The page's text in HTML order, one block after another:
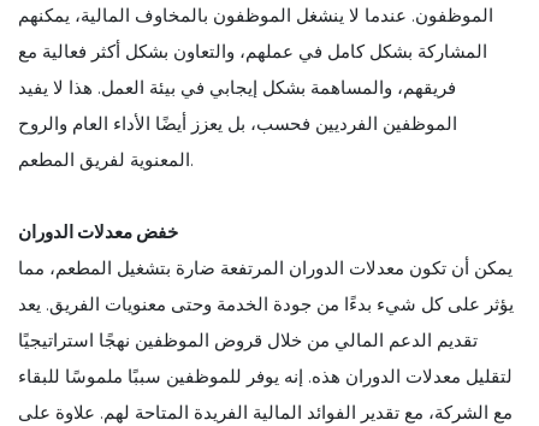
الموظفون. عندما لا ينشغل الموظفون بالمخاوف المالية، يمكنهم
المشاركة بشكل كامل في عملهم، والتعاون بشكل أكثر فعالية مع
فريقهم، والمساهمة بشكل إيجابي في بيئة العمل. هذا لا يفيد
الموظفين الفرديين فحسب، بل يعزز أيضًا الأداء العام والروح
المعنوية لفريق المطعم.
خفض معدلات الدوران
يمكن أن تكون معدلات الدوران المرتفعة ضارة بتشغيل المطعم، مما
يؤثر على كل شيء بدءًا من جودة الخدمة وحتى معنويات الفريق. يعد
تقديم الدعم المالي من خلال قروض الموظفين نهجًا استراتيجيًا
لتقليل معدلات الدوران هذه. إنه يوفر للموظفين سببًا ملموسًا للبقاء
مع الشركة، مع تقدير الفوائد المالية الفريدة المتاحة لهم. علاوة على